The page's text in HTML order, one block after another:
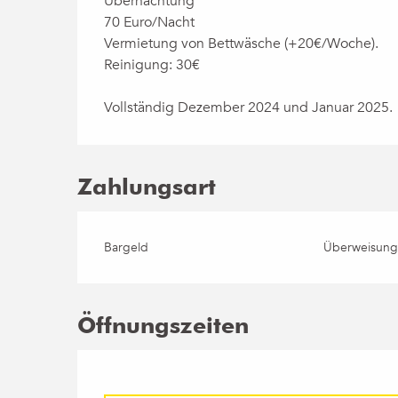
70 Euro/Nacht
Vermietung von Bettwäsche (+20€/Woche).
Reinigung: 30€
Vollständig Dezember 2024 und Januar 2025.
Zahlungsart
Bargeld
Öffnungszeiten